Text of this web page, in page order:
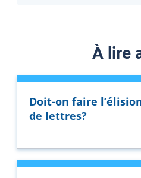
À lire
Doit-on faire
de lettres?